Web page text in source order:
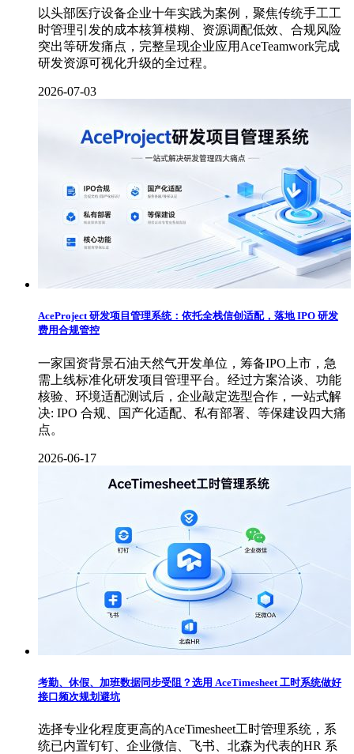
以头部医疗设备企业十年实践为案例，聚焦传统手工工
时管理引发的成本核算模糊、资源调配低效、合规风险
突出等研发痛点，完整呈现企业应用AceTeamwork完成
研发资源可视化升级的全过程。
2026-07-03
AceProject 研发项目管理系统：依托全栈信创适配，落地 IPO 研发
费用合规管控
一家国资背景石油天然气开发单位，筹备IPO上市，急
需上线标准化研发项目管理平台。经过方案洽谈、功能
核验、环境适配测试后，企业敲定选型合作，一站式解
决: IPO 合规、国产化适配、私有部署、等保建设四大痛
点。
2026-06-17
考勤、休假、加班数据同步受阻？选用 AceTimesheet 工时系统做好
接口频次规划避坑
选择专业化程度更高的AceTimesheet工时管理系统，系
统已内置钉钉、企业微信、飞书、北森为代表的HR 系